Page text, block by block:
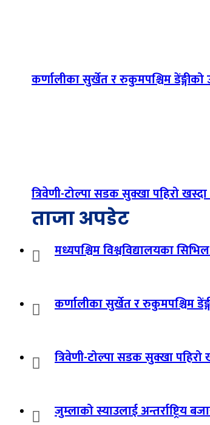
कर्णालीका सुर्खेत र रुकुमपश्चिम
त्रिवेणी-टोल्पा सडक सुक्खा पहिरो
ताजा अपडेट
मध्यपश्चिम विश्वविद्यालयका
कर्णालीका सुर्खेत र रुकुमपश्चिम
त्रिवेणी-टोल्पा सडक सुक्खा
जुम्लाको स्याउलाई अन्तर्राष्ट्रिय